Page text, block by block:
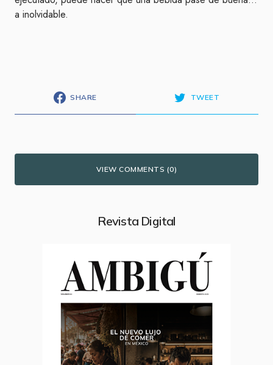
a inolvidable.
SHARE TWEET
VIEW COMMENTS (0)
Revista Digital